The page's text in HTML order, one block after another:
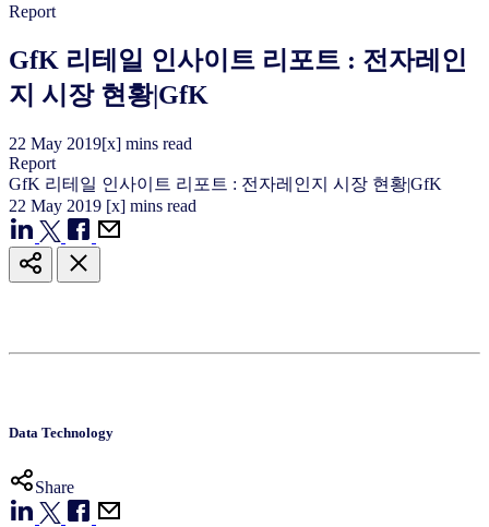
Report
GfK 리테일 인사이트 리포트 : 전자레인
지 시장 현황|GfK
22 May 2019[x] mins read
Report
GfK 리테일 인사이트 리포트 : 전자레인지 시장 현황|GfK
22 May 2019 [x] mins read
Data Technology
Share